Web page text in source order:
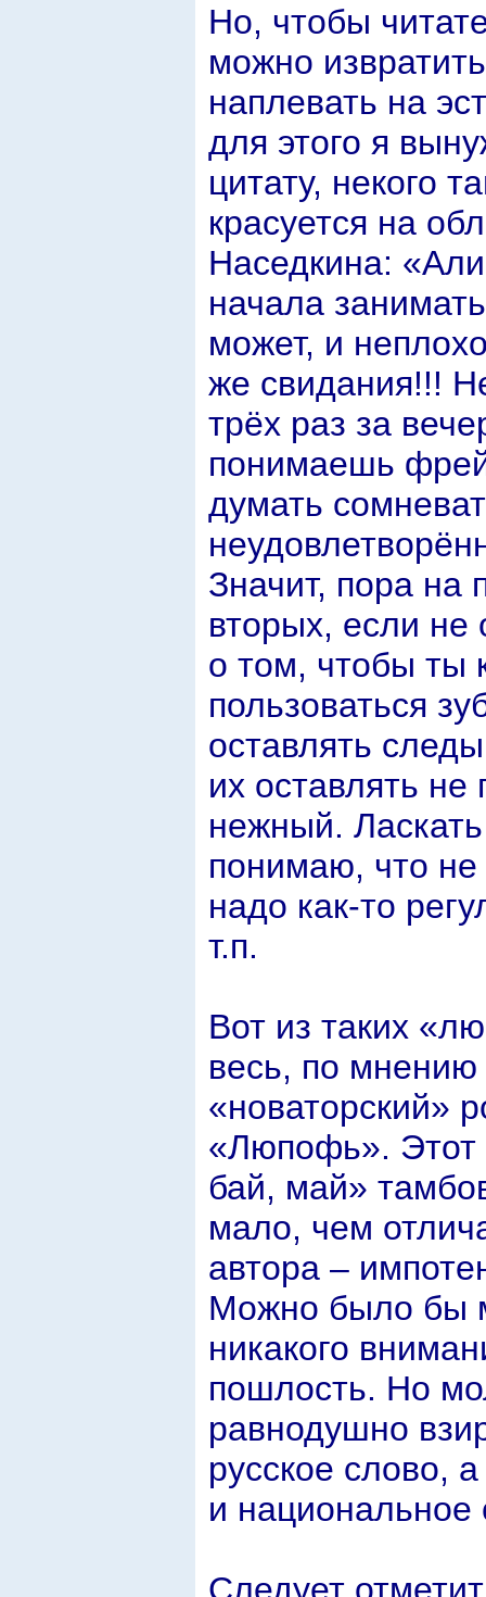
Но, чтобы
можно
наплевать на
для этого я
цитату, некого
красуется на
Наседкина:
начала
может, и
же свидания!!!
трёх раз за
понимаешь
думать
Значит, пора на
вторых, если
о том, чтобы ты
пользоваться
оставлять
их оставлять
нежный.
понимаю, что не
надо как-то
т.п.
Вот из таких
весь, по мнению
«новаторский»
«Люпофь». Этот
бай, май»
мало, чем
автора –
Можно было бы
никакого
пошлость. Но
равнодушно
русское слово,
и национальное
Следует